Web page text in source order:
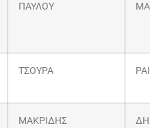
ΠΑΥΛΟΥ
ΤΣΟΥΡΑ
ΜΑΚΡΙΔΗΣ